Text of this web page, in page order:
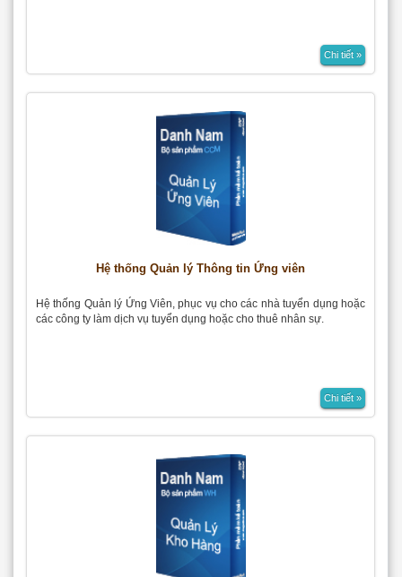
Chi tiết »
Hệ thống Quản lý Thông tin Ứng viên
Hệ thống Quản lý Ứng Viên, phục vụ cho các nhà tuyển dụng hoặc
các công ty làm dịch vụ tuyển dụng hoặc cho thuê nhân sự.
Chi tiết »